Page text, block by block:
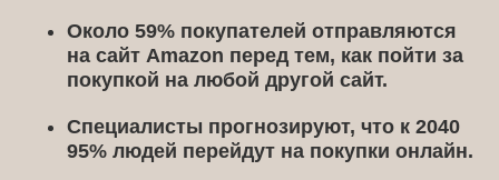
Около 59% покупателей отправляются
на сайт Amazon перед тем, как пойти за
покупкой на любой другой сайт.
Специалисты прогнозируют, что к 2040
95% людей перейдут на покупки онлайн.